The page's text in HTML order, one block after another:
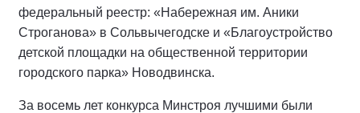
федеральный реестр: «Набережная им. Аники
Строганова» в Сольвычегодске и «Благоустройство
детской площадки на общественной территории
городского парка» Новодвинска.
За восемь лет конкурса Минстроя лучшими были